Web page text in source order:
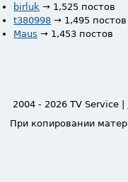
birluk → 1,525 постов
t380998 → 1,495 постов
Maus → 1,453 постов
2004 - 2026 TV Service |
При копировании